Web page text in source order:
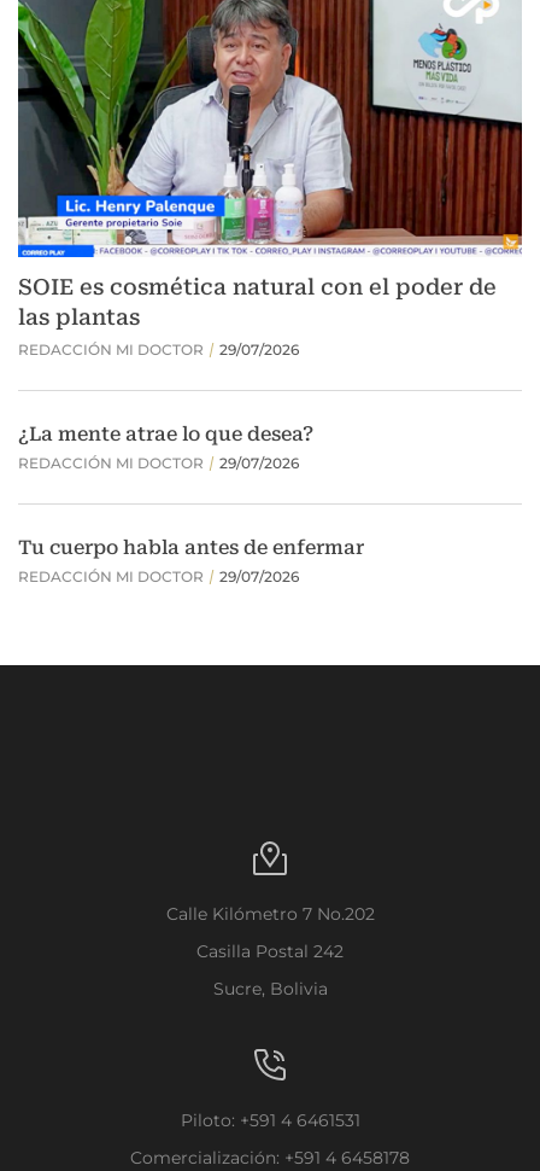
Calle Kilómetro 7 No.202
Casilla Postal 242
Sucre, Bolivia
Piloto: +591 4 6461531
Comercialización: +591 4 6458178